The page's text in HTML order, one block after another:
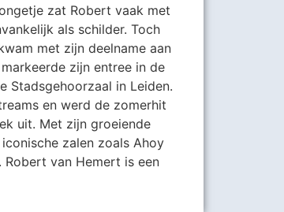
zat Robert vaak met
als schilder. Toch
met zijn deelname aan
zijn entree in de
Stadsgehoorzaal in Leiden.
en werd de zomerhit
uit. Met zijn groeiende
zalen zoals Ahoy
van Hemert is een